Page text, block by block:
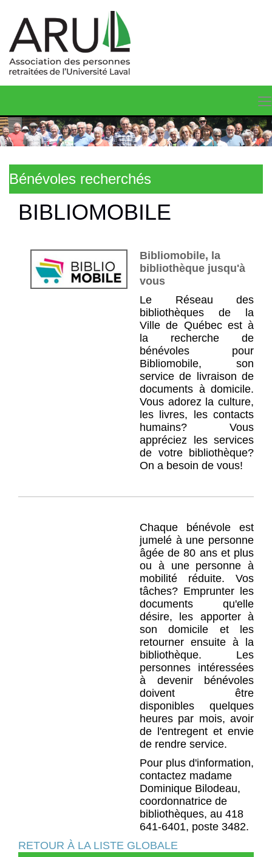
Bénévoles recherchés
BIBLIOMOBILE
Bibliomobile, la
bibliothèque jusqu'à
vous
Le Réseau des
bibliothèques de la
Ville de Québec est à
la recherche de
bénévoles pour
Bibliomobile, son
service de livraison de
documents à domicile.
Vous adorez la culture,
les livres, les contacts
humains? Vous
appréciez les services
de votre bibliothèque?
On a besoin de vous!
Chaque bénévole est
jumelé à une personne
âgée de 80 ans et plus
ou à une personne à
mobilité réduite. Vos
tâches? Emprunter les
documents qu'elle
désire, les apporter à
son domicile et les
retourner ensuite à la
bibliothèque. Les
personnes intéressées
à devenir bénévoles
doivent être
disponibles quelques
heures par mois, avoir
de l'entregent et envie
de rendre service.
Pour plus d'information,
contactez madame
Dominique Bilodeau,
coordonnatrice de
bibliothèques, au 418
641-6401, poste 3482.
RETOUR À LA LISTE GLOBALE